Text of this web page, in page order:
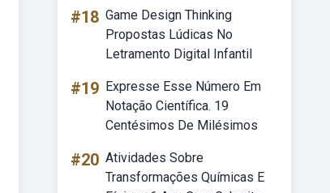
#18 Game Design Thinking
Propostas Lúdicas No
Letramento Digital Infantil
#19 Expresse Esse Número Em
Notação Científica. 19
Centésimos De Milésimos
#20 Atividades Sobre
Transformações Químicas E